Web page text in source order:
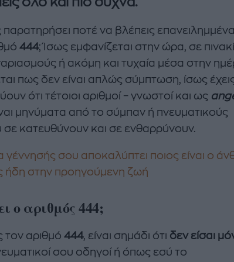
παρατηρήσει ποτέ να βλέπεις
444; Ίσως εμφανίζεται στην ώρα, σε
ή ακόμη και τυχαία μέσα στην
πως δεν είναι απλώς σύμπτωση, ίσως έχεις
ότι τέτοιοι αριθμοί – γνωστοί και ως
μηνύματα από το σύμπαν ή πνευματικούς
κατευθύνουν και σε ενθαρρύνουν.
γέννησής σου αποκαλύπτει ποιος είναι ο
ήδη στην προηγούμενη ζωή
ο αριθμός 444;
τον αριθμό 444, είναι σημάδι ότι δεν είσαι
σου οδηγοί ή όπως εσύ το
με
και φράουλες
ΔΑΦΝΗ ΚΑΡΑΒΟΚΥΡΗ
Nτίνα Νικολάου: «Όταν
έπαθα την πρώτη κρίση
πανικού νόμιζα πως θα